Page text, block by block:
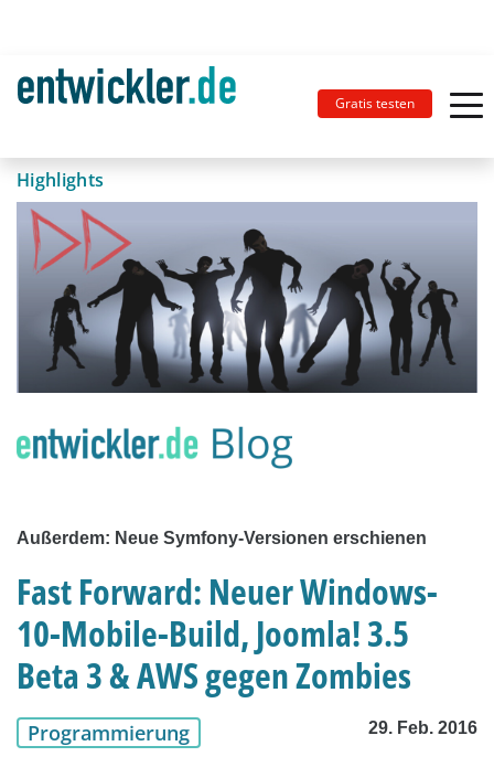
Gratis testen
Highlights
Außerdem: Neue Symfony-Versionen erschienen
Fast Forward: Neuer Windows-
10-Mobile-Build, Joomla! 3.5
Beta 3 & AWS gegen Zombies
Programmierung 29. Feb. 2016